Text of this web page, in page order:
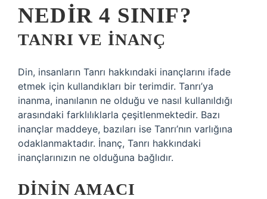
NEDIR 4 SINIF?
TANRI VE İNANÇ
Din, insanların Tanrı hakkındaki inançlarını ifade
etmek için kullandıkları bir terimdir. Tanrı’ya
inanma, inanılanın ne olduğu ve nasıl kullanıldığı
arasındaki farklılıklarla çeşitlenmektedir. Bazı
inançlar maddeye, bazıları ise Tanrı’nın varlığına
odaklanmaktadır. İnanç, Tanrı hakkındaki
inançlarınızın ne olduğuna bağlıdır.
DININ AMACI